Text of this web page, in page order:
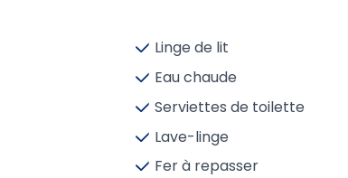
Linge de lit
Eau chaude
Serviettes de toilette
Lave-linge
Fer à repasser